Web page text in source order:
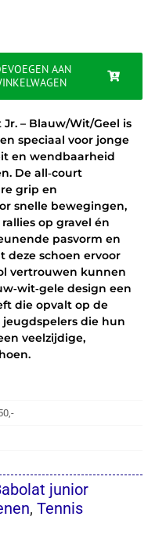
AAN
– Blauw/Wit/Geel is
speciaal voor jonge
en wendbaarheid
De all‑court
grip en
snelle bewegingen,
op gravel én
pasvorm en
deze schoen ervoor
vertrouwen kunnen
design een
die opvalt op de
jeugdspelers die hun
veelzijdige,
junior
, Tennis